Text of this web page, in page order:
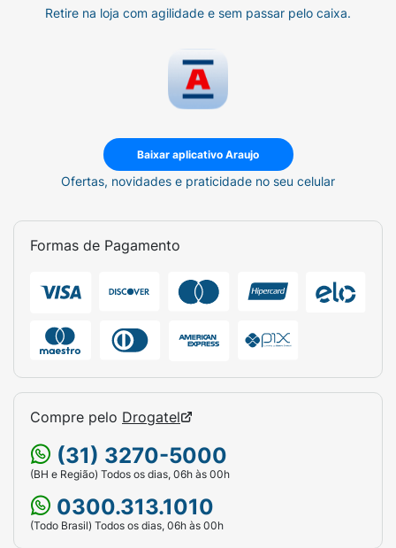
Retire na loja com agilidade e sem passar pelo caixa.
Baixar aplicativo Araujo
Ofertas, novidades e praticidade no seu celular
Formas de Pagamento
Compre pelo Drogatel
(31) 3270-5000
(BH e Região) Todos os dias, 06h às 00h
0300.313.1010
(Todo Brasil) Todos os dias, 06h às 00h